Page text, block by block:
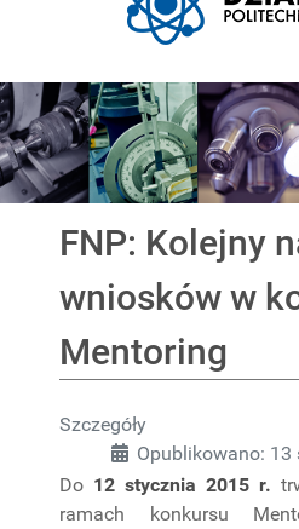
Pokaz slajdów
FNP: Kolejny
wniosków w
Mentoring
Szczegóły
Opublikowano: 13
Do 12 stycznia 2015 r.
ramach konkursu